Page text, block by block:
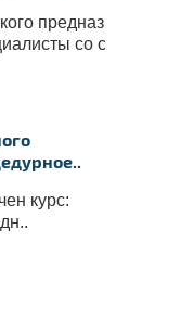
предназначен курс:
со средн..
курс: